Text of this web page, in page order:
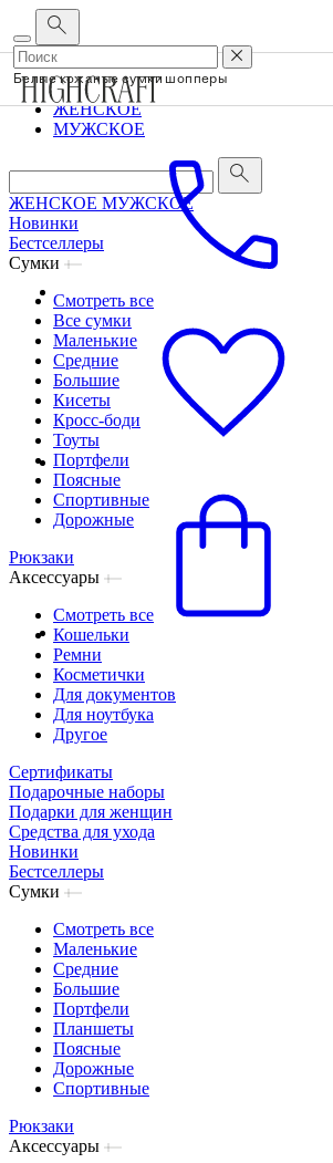
Корпоративным клиентам • О бренде
ЖЕНСКОЕ
МУЖСКОЕ
ЖЕНСКОЕ МУЖСКОЕ
Новинки
Бестселлеры
Сумки
Смотреть все
Все сумки
Маленькие
Средние
Большие
Кисеты
Кросс-боди
Тоуты
Портфели
Поясные
Спортивные
Дорожные
Рюкзаки
Аксессуары
Смотреть все
Кошельки
Ремни
Косметички
Для документов
Для ноутбука
Другое
Сертификаты
Подарочные наборы
Подарки для женщин
Средства для ухода
Новинки
Бестселлеры
Сумки
Смотреть все
Маленькие
Средние
Большие
Портфели
Планшеты
Поясные
Дорожные
Спортивные
Рюкзаки
Аксессуары
Белые кожаные сумки шопперы